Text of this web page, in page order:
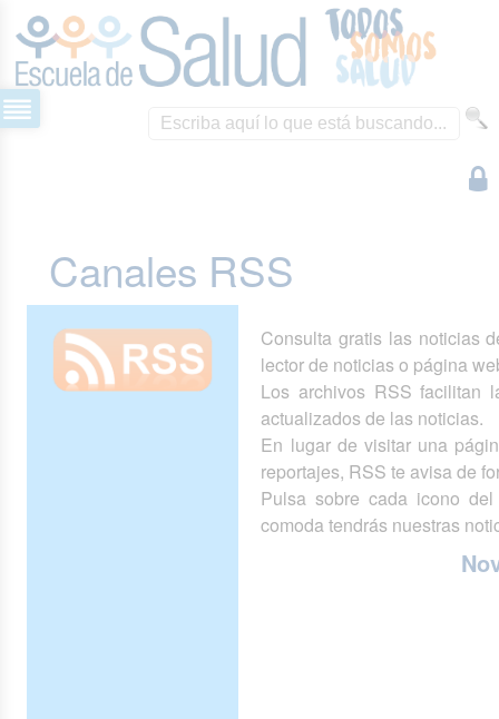
Canales RSS
Consulta gratis las noticias
lector de noticias o página
Los archivos RSS facilitan
actualizados de las noticias.
En lugar de visitar una
reportajes, RSS te avisa de
Pulsa sobre cada icono
comoda tendrás nuestras